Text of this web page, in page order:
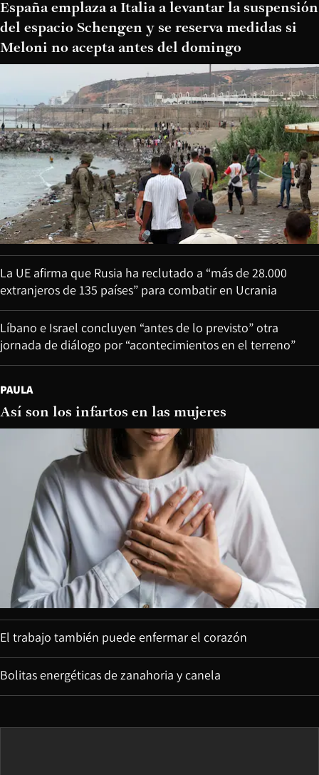
España emplaza a Italia a levantar la suspensión
del espacio Schengen y se reserva medidas si
Meloni no acepta antes del domingo
La UE afirma que Rusia ha reclutado a “más de 28.000
extranjeros de 135 países” para combatir en Ucrania
Líbano e Israel concluyen “antes de lo previsto” otra
jornada de diálogo por “acontecimientos en el terreno”
PAULA
Así son los infartos en las mujeres
El trabajo también puede enfermar el corazón
Bolitas energéticas de zanahoria y canela